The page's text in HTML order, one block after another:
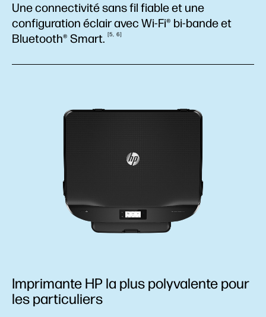
Une connectivité sans fil fiable et une
configuration éclair avec Wi-Fi® bi-bande et
Bluetooth® Smart. 5 6
Imprimante HP la plus polyvalente pour
les particuliers